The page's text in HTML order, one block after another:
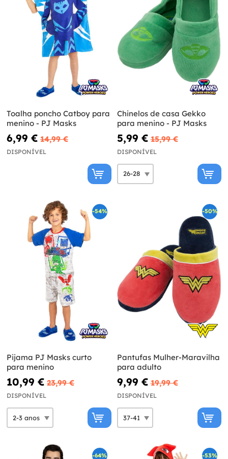
Toalha poncho Catboy para
menino - PJ Masks
6,99 € 14,99 €
DISPONÍVEL
Chinelos de casa Gekko
para menino - PJ Masks
5,99 € 15,99 €
DISPONÍVEL
-54%
Pijama PJ Masks curto
para menino
10,99 € 23,99 €
DISPONÍVEL
-50%
Pantufas Mulher-Maravilha
para adulto
9,99 € 19,99 €
DISPONÍVEL
-64% -53%